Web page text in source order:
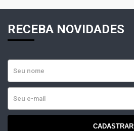
RECEBA NOVIDADES
CADASTRAR